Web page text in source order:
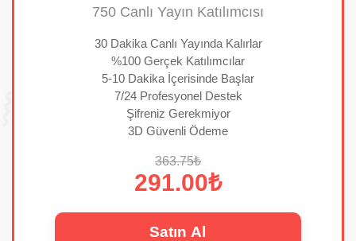
750 Canlı Yayın Katılımcısı
30 Dakika Canlı Yayında Kalırlar
%100 Gerçek Katılımcılar
5-10 Dakika İçerisinde Başlar
7/24 Profesyonel Destek
Şifreniz Gerekmiyor
3D Güvenli Ödeme
363.75₺
291.00₺
Satın Al